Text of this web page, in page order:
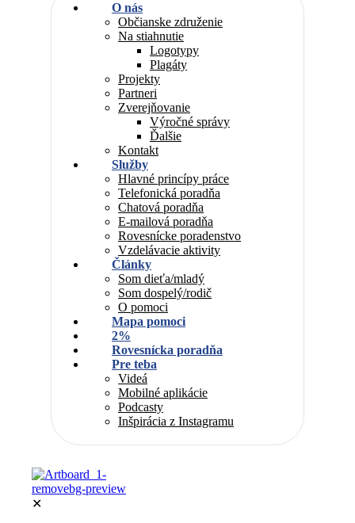
O nás
Občianske združenie
Na stiahnutie
Logotypy
Plagáty
Projekty
Partneri
Zverejňovanie
Výročné správy
Ďalšie
Kontakt
Služby
Hlavné princípy práce
Telefonická poradňa
Chatová poradňa
E-mailová poradňa
Rovesnícke poradenstvo
Vzdelávacie aktivity
Články
Som dieťa/mladý
Som dospelý/rodič
O pomoci
Mapa pomoci
2%
Rovesnícka poradňa
Pre teba
Videá
Mobilné aplikácie
Podcasty
Inšpirácia z Instagramu
✕